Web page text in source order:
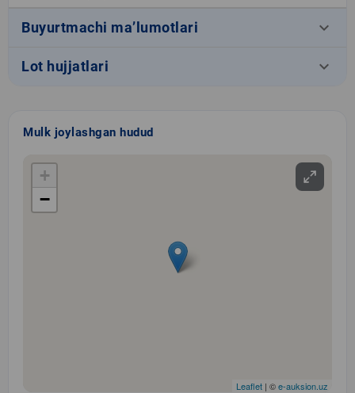
Buyurtmachi ma’lumotlari keyboard_arrow_down
Lot hujjatlari keyboard_arrow_down
Mulk joylashgan hudud
+
−
Leaflet | ©e-auksion.uz